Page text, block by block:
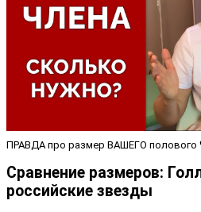
ПРАВДА про размер ВАШЕГО полового
Сравнение размеров:
российские звезды